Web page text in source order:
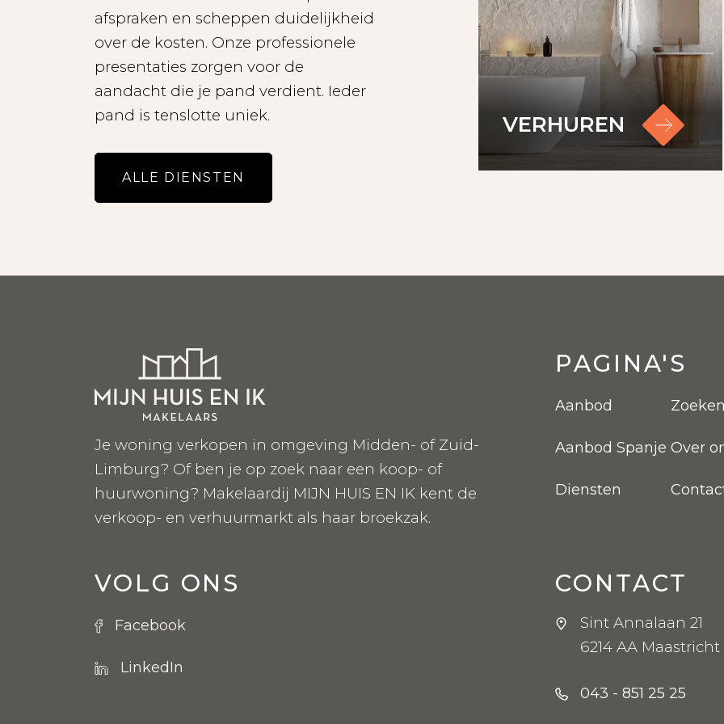
afspraken en scheppen duidelijkheid
over de kosten. Onze professionele
presentaties zorgen voor de
aandacht die je pand verdient. Ieder
pand is tenslotte uniek.
ALLE DIENSTEN
VERHUREN
Je woning verkopen in omgeving Midden- of Zuid-
Limburg? Of ben je op zoek naar een koop- of
huurwoning? Makelaardij MIJN HUIS EN IK kent de
verkoop- en verhuurmarkt als haar broekzak.
PAGINA'S
Aanbod
Aanbod Spanje
Diensten
Zoeken
Over
VOLG ONS
Facebook
LinkedIn
CONTACT
Sint Annalaan 21
6214 AA Maastricht
043 - 851 25 25